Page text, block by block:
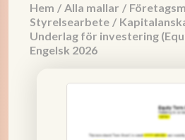
Hem / Alla mallar /
Styrelsearbete /
Underlag för investering
Engelsk 2026